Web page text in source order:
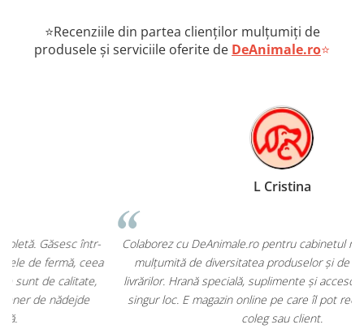
⭐Recenziile din partea clienților mulțumiți de
produsele și serviciile oferite de DeAnimale.ro⭐
Colaborez cu DeAnimale.ro pentru cabinetul meu și sunt foarte
mulțumită de diversitatea produselor și de promptitudinea
livrărilor. Hrană specială, suplimente și accesorii – toate într-un
singur loc. E magazin online pe care îl pot recomanda oricărui